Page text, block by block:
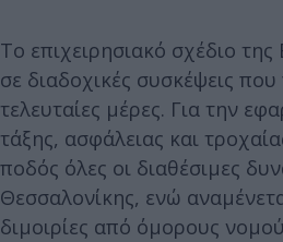
Το επιχειρησιακό σχέδιο
σε διαδοχικές συσκέψεις
τελευταίες μέρες. Για την
τάξης, ασφάλειας και
ποδός όλες οι διαθέσιμες
Θεσσαλονίκης, ενώ
διμοιρίες από όμορους